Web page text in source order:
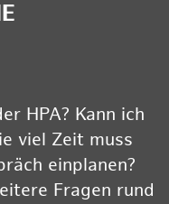
HPA? Kann ich
viel Zeit muss
einplanen?
Fragen rund